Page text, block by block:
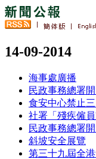
14-09-2014
海事處廣播
民政事務總署
食安中心禁止
社署「殘疾僱
民政事務總署
斜坡安全展覽
第三十九屆全